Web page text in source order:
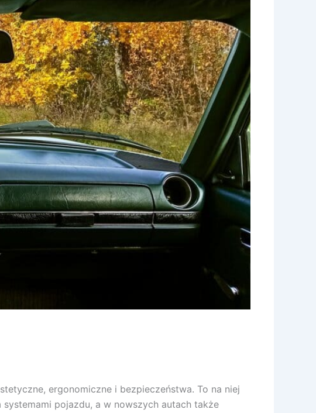
ergonomiczne i bezpieczeństwa. To na niej
pojazdu, a w nowszych autach także